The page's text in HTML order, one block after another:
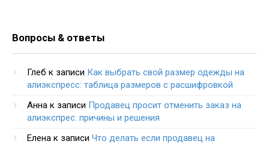
Вопросы & ответы
Глеб к записи Как выбрать свой размер одежды на
алиэкспресс: таблица размеров с расшифровкой
Анна к записи Продавец просит отменить заказ на
алиэкспрес: причины и решения
Елена к записи Что делать если продавец на